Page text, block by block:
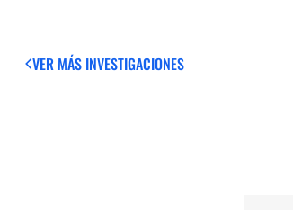
VER MÁS INVESTIGACIONES